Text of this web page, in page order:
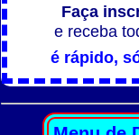
Faça
e receba
é rápido,